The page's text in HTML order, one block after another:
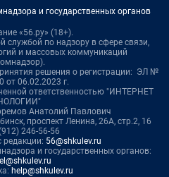
и государственных органов
«56.ру» (18+).
службой по надзору в сфере связи,
и массовых коммуникаций
решения о регистрации: ЭЛ №
от 06.02.2023 г.
ответственностью "ИНТЕРНЕТ
Анатолий Павлович
проспект Ленина, 26А, стр.2, 16
246-56-56
редакции: 56@shkulev.ru
и государственных органов:
help@shkulev.ru